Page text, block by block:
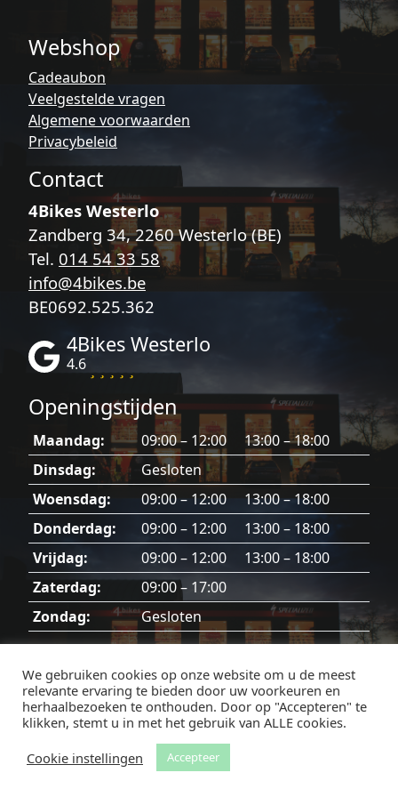
Webshop
Cadeaubon
Veelgestelde vragen
Algemene voorwaarden
Privacybeleid
Contact
4Bikes Westerlo
Zandberg 34, 2260 Westerlo (BE)
Tel. 014 54 33 58
info@4bikes.be
BE0692.525.362
4Bikes Westerlo
4.6
Openingstijden
Maandag:
09:00 – 12:00 13:00 – 18:00
Dinsdag:
Gesloten
Woensdag:
09:00 – 12:00 13:00 – 18:00
Donderdag:
09:00 – 12:00 13:00 – 18:00
Vrijdag:
09:00 – 12:00 13:00 – 18:00
Zaterdag:
09:00 – 17:00
Zondag:
Gesloten
FacebookInstagram
We gebruiken cookies op onze website om u de meest
relevante ervaring te bieden door uw voorkeuren en
herhaalbezoeken te onthouden. Door op "Accepteren" te
klikken, stemt u in met het gebruik van ALLE cookies.
Cookie instellingen
Accepteer